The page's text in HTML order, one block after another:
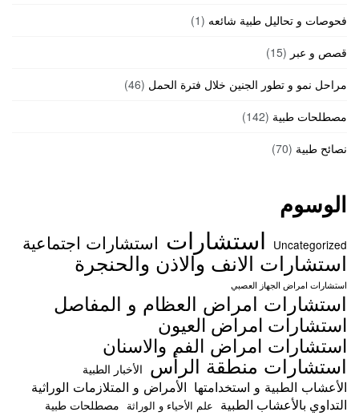
فحوصات و تحاليل طبية شائعه (1)
قصص و عبر (15)
مراحل نمو و تطور الجنين خلال فترة الحمل (46)
مصطلحات طبية (142)
نصائح طبية (70)
الوسوم
Uncategorized استشارات استشارات اجتماعية
استشارات الانف والاذن والحنجرة
استشارات امراض الجهاز العصبي
استشارات امراض العظام و المفاصل
استشارات امراض العيون
استشارات امراض الفم والاسنان
استشارات منطقة الرأس الأخبار الطبية
الأعشاب الطبية و استخدامتها الأمراض و المتلازمات الوراثية
التداوي بالأعشاب الطبية علم الأحياء و الوراثة مصطلحات طبية